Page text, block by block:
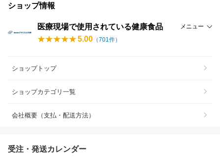
ショップ情報
医療現場で使用されている健康食品 メニュー
5.00 （701 件）
ショップトップ
ショップカテゴリ一覧
会社概要（支払・配送方法）
受注・発送カレンダー